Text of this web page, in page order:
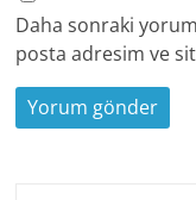
Daha sonraki
posta adresim ve